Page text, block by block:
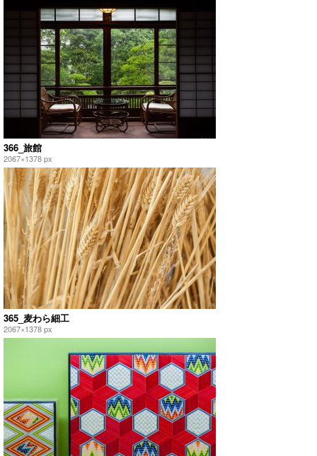
366_旅館
2067×1378 px
365_麦わら細工
2067×1378 px